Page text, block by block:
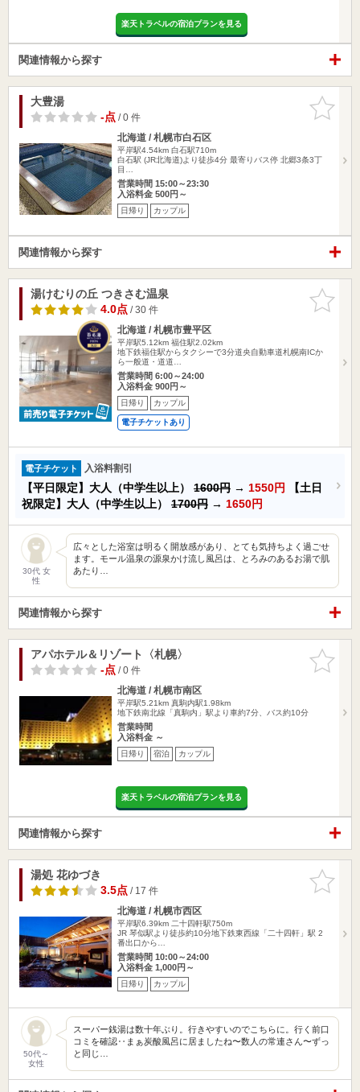
楽天トラベルの宿泊プランを見る
関連情報から探す
お気に入
りに追加
大豊湯
-点/ 0 件
北海道 / 札幌市白石区
平岸駅4.54km 白石駅710m
白石駅 (JR北海道)より徒歩4分 最寄りバス停 北郷3条3丁
目…
営業時間 15:00～23:30
入浴料金 500円～
日帰り カップル
関連情報から探す
お気に入
りに追加
湯けむりの丘 つきさむ温泉
4.0点/ 30 件
北海道 / 札幌市豊平区
平岸駅5.12km 福住駅2.02km
地下鉄福住駅からタクシーで3分道央自動車道札幌南ICか
ら一般道・道道…
営業時間 6:00～24:00
入浴料金 900円～
日帰り カップル
電子チケットあり
電子チケット 入浴料割引
【平日限定】大人（中学生以上） 1600円 → 1550円
【土日
祝限定】大人（中学生以上） 1700円 → 1650円
30代 女
性
広々とした浴室は明るく開放感があり、とても気持ちよく過ごせ
ます。モール温泉の源泉かけ流し風呂は、とろみのあるお湯で肌
あたり…
関連情報から探す
お気に入
りに追加
アパホテル＆リゾート〈札幌〉
-点/ 0 件
北海道 / 札幌市南区
平岸駅5.21km 真駒内駅1.98km
地下鉄南北線「真駒内」駅より車約7分、バス約10分
営業時間
入浴料金 ～
日帰り 宿泊 カップル
楽天トラベルの宿泊プランを見る
関連情報から探す
お気に入
りに追加
湯処 花ゆづき
3.5点/ 17 件
北海道 / 札幌市西区
平岸駅6.39km 二十四軒駅750m
JR 琴似駅より徒歩約10分地下鉄東西線「二十四軒」駅 2
番出口から…
営業時間 10:00～24:00
入浴料金 1,000円～
日帰り カップル
50代～
女性
スーパー銭湯は数十年ぶり。行きやすいのでこちらに。行く前口
コミを確認‥まぁ炭酸風呂に居ましたね〜数人の常連さん〜ずっ
と同じ…